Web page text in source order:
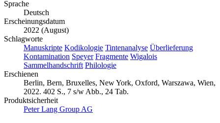
Sprache
Deutsch
Erscheinungsdatum
2022 (August)
Schlagworte
Manuskripte Kodikologie Tintenanalyse Überlieferung
Kontamination Speyer Fragmente Wigalois
Sammelhandschrift Philologie
Erschienen
Berlin, Bern, Bruxelles, New York, Oxford, Warszawa, Wien,
2022. 402 S., 7 s/w Abb., 24 Tab.
Produktsicherheit
Peter Lang Group AG